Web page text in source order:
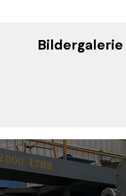
Bildergalerie